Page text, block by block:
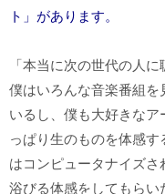
ト」があります。
「本当に次の世代の人
僕はいろんな音楽番組
いるし、僕も大好きな
っぱり生のものを体感
はコンピュータナイズ
浴びる体感をしてもら